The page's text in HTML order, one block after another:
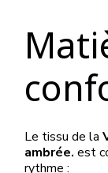
Le tissu de la
ambrée. est
rythme :